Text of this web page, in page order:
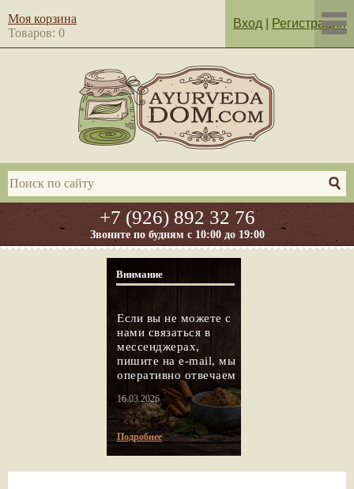
+7 (926) 892 32 76
Звоните по будням с 10:00 до 19:00
Моя корзина
Товаров: 0
Вход Регистрация
Внимание
Если вы не можете с
нами связаться в
мессенджерах,
пишите на e-mail, мы
оперативно отвечаем
16.03.2026
Подробнее